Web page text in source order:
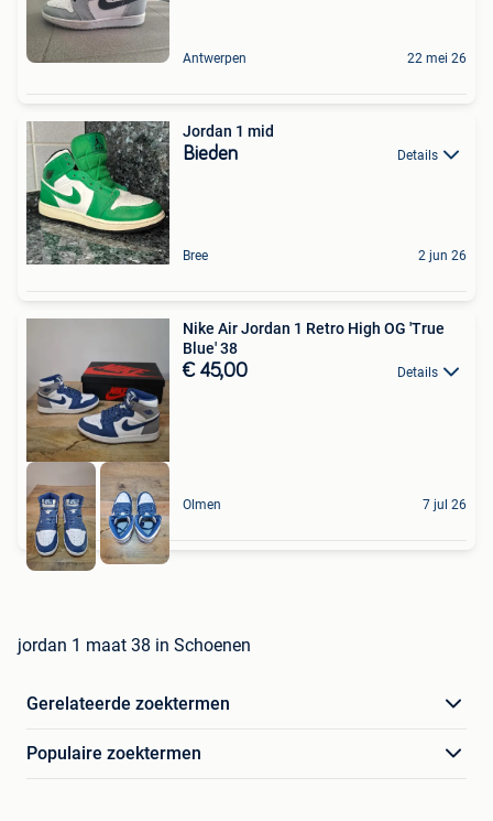
Antwerpen 22 mei 26
Jordan 1 mid
Bieden Details
Bree 2 jun 26
Nike Air Jordan 1 Retro High OG 'True
Blue' 38
€ 45,00 Details
Olmen 7 jul 26
jordan 1 maat 38 in Schoenen
Gerelateerde zoektermen
Populaire zoektermen